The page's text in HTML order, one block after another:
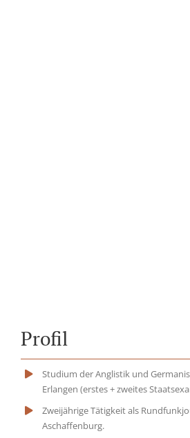
Profil
Studium der Anglistik und
Erlangen (erstes + zweites
Zweijährige Tätigkeit als
Aschaffenburg.